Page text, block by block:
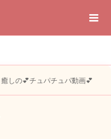
癒しの💕チュパチュパ動画💕